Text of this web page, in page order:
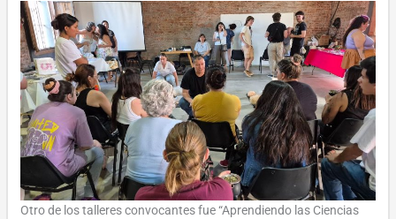
Otro de los talleres convocantes fue “Aprendiendo las Ciencias